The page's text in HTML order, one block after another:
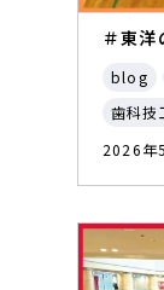
＃東洋
blog
歯科技
2026年